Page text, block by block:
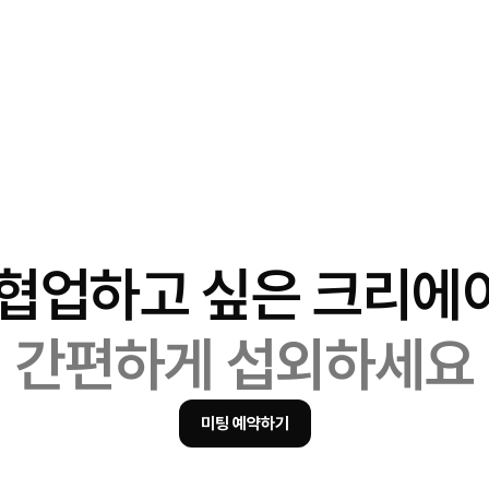
업하고 싶은 크리에
간편하게 섭외하세요
미팅 예약하기